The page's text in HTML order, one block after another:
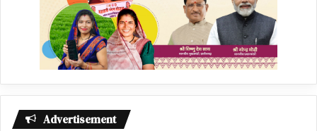
Advertisement